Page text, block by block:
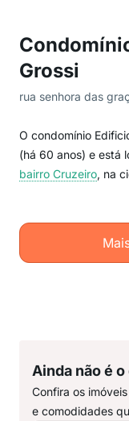
Grossi
rua senhora das
O condomínio
(há 60 anos) e está
bairro Cruzeiro, na
Ainda não é
Confira os
e comodidades